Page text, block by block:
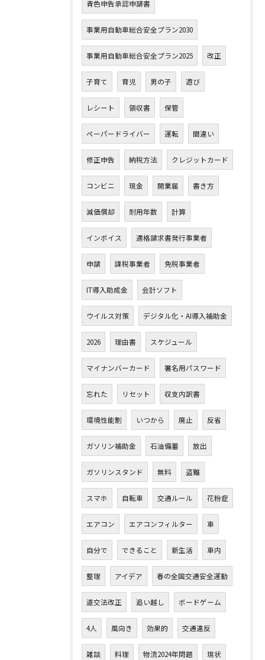
青色申告承認申請書
事業用自動車総合安全プラン2030
事業用自動車総合安全プラン2025 改正
子育て 育児 男の子 遊び
レシート 領収書 保管
ペーパードライバー 運転 間違い
修正申告 納税方法 クレジットカード
コンビニ 現金 開業届 書き方
減価償却 耐用年数 計算
インボイス 適格請求書発行事業者
申請 課税事業者 免税事業者
IT導入助成金 会計ソフト
ウイルス対策 デジタル化・AI導入補助金
2026 理由書 スケジュール
マイナンバーカード 署名用パスワード
忘れた リセット 収支内訳書
環境性能割 いつから 廃止 反省
ガソリン補助金 石油備蓄 放出
ガソリンスタンド 無料 盗難
スマホ 自転車 交通ルール 花粉症
エアコン エアコンフィルター 車
自分で できること 新生活 車内
整理 アイデア 春の全国交通安全運動
道交法改正 追い越し ボードゲーム
4人 風向き 効果的 交通違反
雑談 料理 物流2024年問題 現状